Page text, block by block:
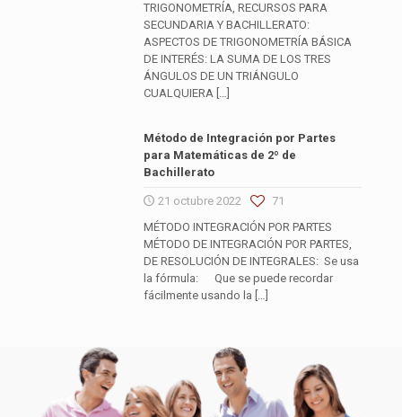
TRIGONOMETRÍA, RECURSOS PARA
SECUNDARIA Y BACHILLERATO:
ASPECTOS DE TRIGONOMETRÍA BÁSICA
DE INTERÉS: LA SUMA DE LOS TRES
ÁNGULOS DE UN TRIÁNGULO
CUALQUIERA[…]
Método de Integración por Partes
para Matemáticas de 2º de
Bachillerato
21 octubre 2022
71
MÉTODO INTEGRACIÓN POR PARTES
MÉTODO DE INTEGRACIÓN POR PARTES,
DE RESOLUCIÓN DE INTEGRALES: Se usa
la fórmula: Que se puede recordar
fácilmente usando la […]